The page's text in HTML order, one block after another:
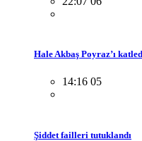
Hale Akbaş Poyraz’ı
14:16 05
Şiddet failleri tutuklandı